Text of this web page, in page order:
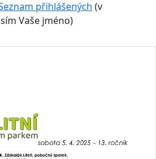
přihlášených (v
Vaše jméno)